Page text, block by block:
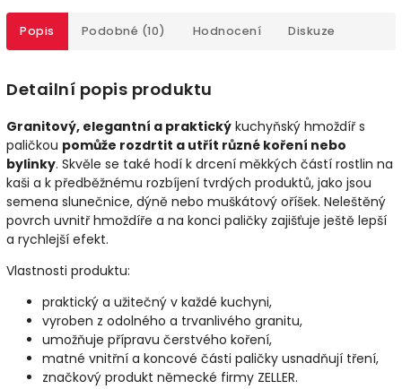
Popis Podobné (10) Hodnocení Diskuze
Detailní popis produktu
Granitový, elegantní a praktický kuchyňský hmoždíř s
paličkou pomůže rozdrtit a utřít různé koření nebo
bylinky. Skvěle se také hodí k drcení měkkých částí rostlin na
kaši a k předběžnému rozbíjení tvrdých produktů, jako jsou
semena slunečnice, dýně nebo muškátový oříšek. Neleštěný
povrch uvnitř hmoždíře a na konci paličky zajišťuje ještě lepší
a rychlejší efekt.
Vlastnosti produktu:
praktický a užitečný v každé kuchyni,
vyroben z odolného a trvanlivého granitu,
umožňuje přípravu čerstvého koření,
matné vnitřní a koncové části paličky usnadňují tření,
značkový produkt německé firmy ZELLER.